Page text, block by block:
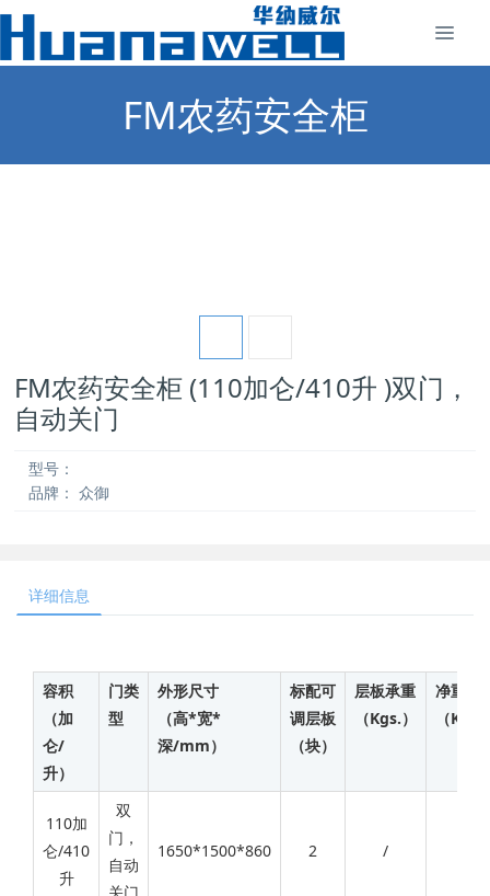
FM农药安全柜
FM农药安全柜 (110加仑/410升 )双门，
自动关门
型号：
品牌： 众御
详细信息
容积
（加
仑/
升）
门类
型
外形尺寸
（高*宽*
深/mm）
标配可
调层板
（块）
层板承重
（Kgs.）
净重
（Kgs.
110加
仑/410
升
双
门，
自动
1650*1500*860 2 /